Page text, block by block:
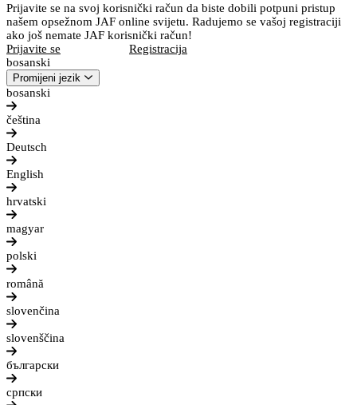
Prijavite se na svoj korisnički račun da biste dobili potpuni pristup
našem opsežnom JAF online svijetu. Radujemo se vašoj registraciji
ako još nemate JAF korisnički račun!
Prijavite se
Registracija
bosanski
Promijeni jezik
bosanski
čeština
Deutsch
English
hrvatski
magyar
polski
română
slovenčina
slovenščina
български
српски